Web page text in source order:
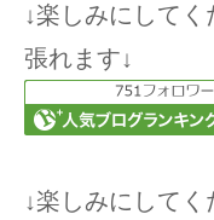
↓楽しみにして
張れます↓
↓楽しみにして